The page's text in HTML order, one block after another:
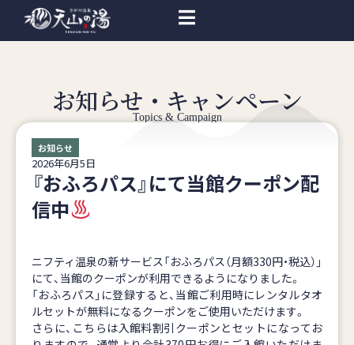
お知らせ・キャンペーン
Topics & Campaign
お知らせ
2026年6月5日
『おふろパス』にて当館クーポン配
信中
ニフティ温泉の新サービス「おふろパス（月額330円・税込）」
にて、当館のクーポンが利用できるようになりました。
「おふろパス」に登録すると、当館ご利用時にレンタルタオ
ルセットが無料になるクーポンをご使用いただけます。
さらに、こちらは入館料割引クーポンとセットになってお